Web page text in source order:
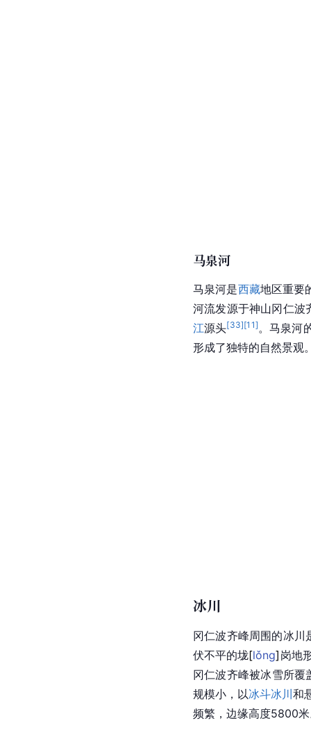
马泉河
马泉河是西藏地区重要
河流发源于神山冈仁波
江源头[33][11] 。马泉河
形成了独特的自然景观
冰川
冈仁波齐峰周围的冰川
伏不平的垅[lǒng] 岗地
冈仁波齐峰被冰雪所
规模小，以冰斗冰川和
频繁，边缘高度5800